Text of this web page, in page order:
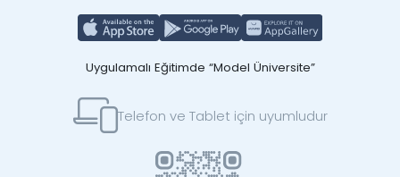
Uygulamalı Eğitimde “Model Üniversite”
Telefon ve Tablet için uyumludur